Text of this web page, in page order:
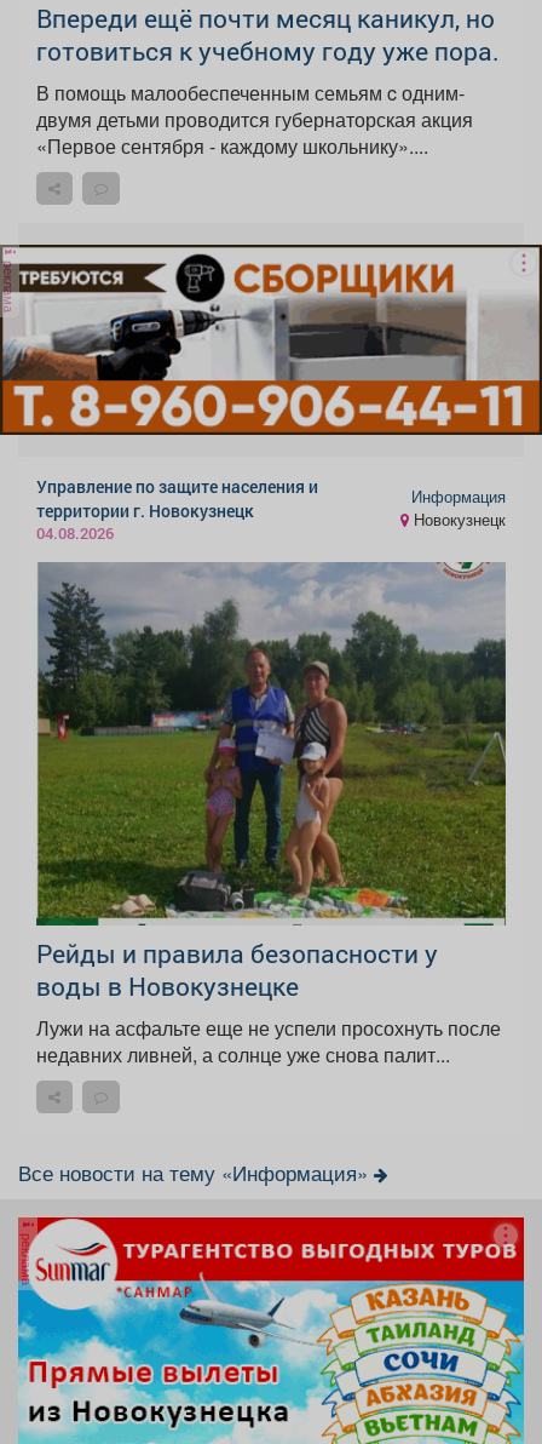
Впереди ещё почти месяц каникул, но
готовиться к учебному году уже пора.
В помощь малообеспеченным семьям c одним-
двумя детьми проводится губернаторская акция
«Первое сентября - каждому школьнику»....
реклама
Управление по защите населения и
территории г. Новокузнецк
04.08.2026
Информация
Новокузнецк
Рейды и правила безопасности у
воды в Новокузнецке
Лужи на асфальте еще не успели просохнуть после
недавних ливней, а солнце уже снова палит...
Все новости на тему «Информация»
реклама